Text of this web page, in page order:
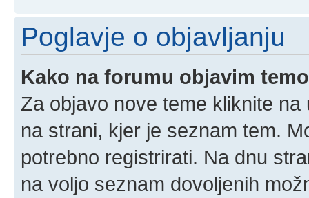
Poglavje o objavljanju
Kako na forumu objavim
Za objavo nove teme kliknite
na strani, kjer je seznam tem.
potrebno registrirati. Na dnu
na voljo seznam dovoljenih